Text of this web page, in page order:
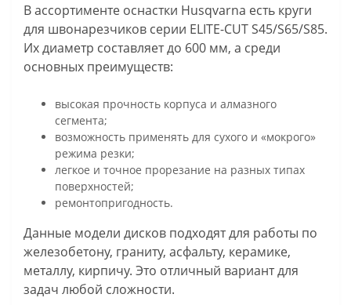
В ассортименте оснастки Husqvarna есть круги
для швонарезчиков серии ELITE-CUT S45/S65/S85.
Их диаметр составляет до 600 мм, а среди
основных преимуществ:
высокая прочность корпуса и алмазного
сегмента;
возможность применять для сухого и «мокрого»
режима резки;
легкое и точное прорезание на разных типах
поверхностей;
ремонтопригодность.
Данные модели дисков подходят для работы по
железобетону, граниту, асфальту, керамике,
металлу, кирпичу. Это отличный вариант для
задач любой сложности.